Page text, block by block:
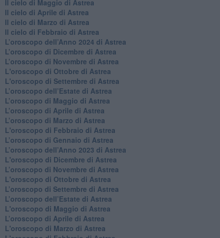
Il cielo di Maggio di Astrea
Il cielo di Aprile di Astrea
​Il cielo di Marzo di Astrea
​Il cielo di Febbraio di Astrea
​L’oroscopo dell’Anno 2024 di Astrea
​L’oroscopo di Dicembre di Astrea
​L’oroscopo di Novembre di Astrea
L'oroscopo di Ottobre di Astrea
L'oroscopo di Settembre di Astrea
L’oroscopo dell’Estate di Astrea
​L’oroscopo di Maggio di Astrea
​L’oroscopo di Aprile di Astrea
L’oroscopo di Marzo di Astrea
L'oroscopo di Febbraio di Astrea
​L’oroscopo di Gennaio di Astrea
​L’oroscopo dell’Anno 2023 di Astrea
L'oroscopo di Dicembre di Astrea
L’oroscopo di Novembre di Astrea
L'oroscopo di Ottobre di Astrea
​L’oroscopo di Settembre di Astrea
​L’oroscopo dell’Estate di Astrea
L'oroscopo di Maggio di Astrea
​L’oroscopo di Aprile di Astrea
L'oroscopo di Marzo di Astrea